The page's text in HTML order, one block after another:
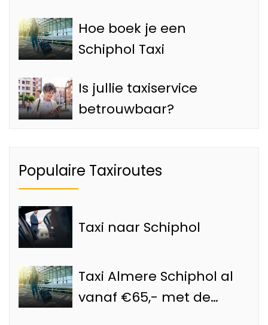
Hoe boek je een
Schiphol Taxi
Is jullie taxiservice
betrouwbaar?
Populaire Taxiroutes
Taxi naar Schiphol
Taxi Almere Schiphol al
vanaf €65,- met de